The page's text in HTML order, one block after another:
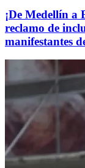
¡De Medellín a
reclamo de
manifestantes